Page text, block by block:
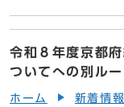
令和８年度京都
ついてへの別ルー
ホーム 新着情報